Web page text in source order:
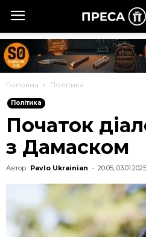
Головна Політика
Політика
Початок
з Дамаском
Автор: Pavlo Ukrainian - 20:05, 03.01.2025